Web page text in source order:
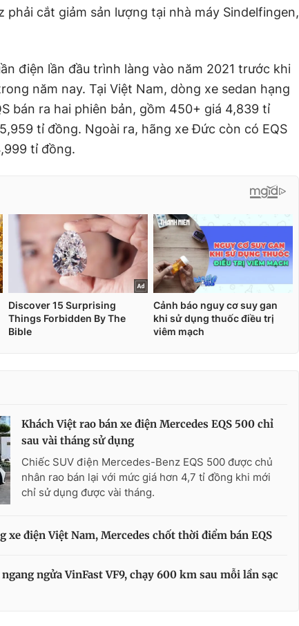
phải cắt giảm sản lượng tại nhà máy Sindelfingen,
điện lần đầu trình làng vào năm 2021 trước khi
năm nay. Tại Việt Nam, dòng xe sedan hạng
bán ra hai phiên bản, gồm 450+ giá 4,839 tỉ
tỉ đồng. Ngoài ra, hãng xe Đức còn có EQS
tỉ đồng.
Khách Việt rao bán xe điện Mercedes EQS 500 chỉ
sau vài tháng sử dụng
Chiếc SUV điện Mercedes-Benz EQS 500 được chủ
nhân rao bán lại với mức giá hơn 4,7 tỉ đồng khi mới
chỉ sử dụng được vài tháng.
điện Việt Nam, Mercedes chốt thời điểm bán EQS
ngang ngửa VinFast VF9, chạy 600 km sau mỗi lần sạc